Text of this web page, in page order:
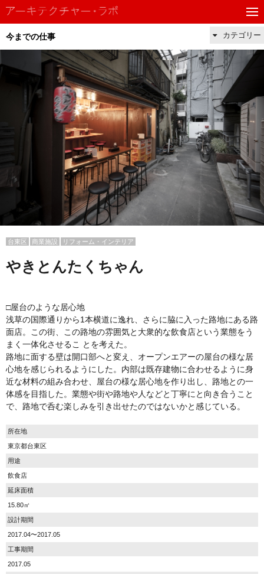
今までの仕事 カテゴリー
台東区 商業施設 リフォーム・インテリア
やきとんたくちゃん
□屋台のような居心地
浅草の国際通りから1本横道に逸れ、さらに脇に入った路地にある路
面店。この街、この路地の雰囲気と大衆的な飲食店という業態をう
まく一体化させるこ とを考えた。
路地に面する壁は開口部へと変え、オープンエアーの屋台の様な居
心地を感じられるようにした。内部は既存建物に合わせるように身
近な材料の組み合わせ、屋台の様な居心地を作り出し、路地との一
体感を目指した。業態や街や路地や人などと丁寧にと向き合うこと
で、路地で呑む楽しみを引き出せたのではないかと感じている。
所在地
東京都台東区
用途
飲食店
延床面積
15.80㎡
設計期間
2017.04〜2017.05
工事期間
2017.05